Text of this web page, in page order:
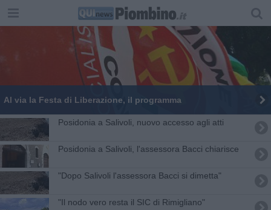
Al via la Festa di Liberazione, il programma
Posidonia a Salivoli, nuovo accesso agli atti
Posidonia a Salivoli, l'assessora Bacci chiarisce
"Dopo Salivoli l'assessora Bacci si dimetta"
"Il nodo vero resta il SIC di Rimigliano"